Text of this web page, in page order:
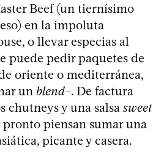
Beef (un tiernísimo
en la impoluta
o llevar especias al
puede pedir paquetes de
oriente o mediterránea,
un blend–. De factura
chutneys y una salsa sweet
piensan sumar una
picante y casera.